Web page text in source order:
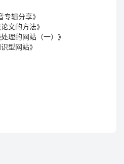
专辑分享》
文的方法》
理的网站（一）》
型网站》